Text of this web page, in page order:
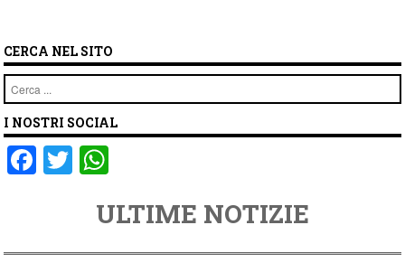
CERCA NEL SITO
Cerca
I NOSTRI SOCIAL
F
e
T
er
at
s
ULTIME NOTIZIE